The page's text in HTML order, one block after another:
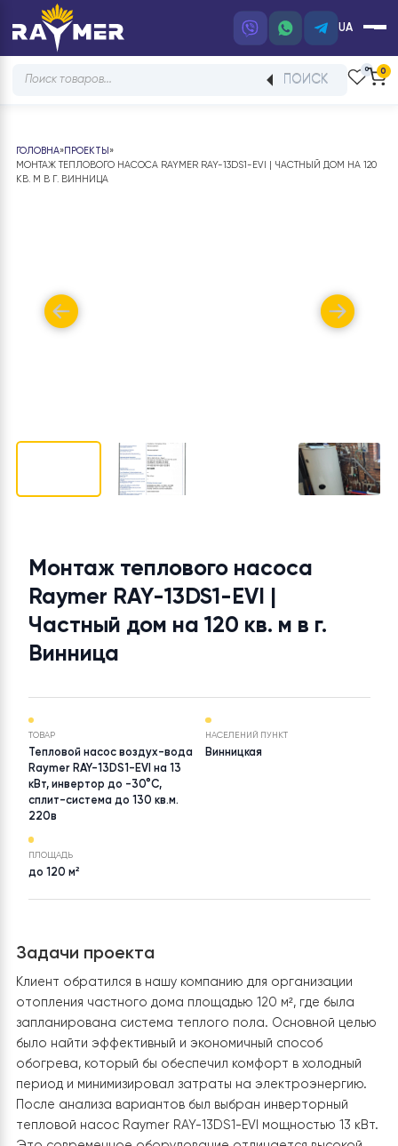
UA
Products
ПОИСК
ГОЛОВНА» ПРОЕКТЫ »
МОНТАЖ ТЕПЛОВОГО НАСОСА RAYMER RAY-13DS1-EVI | ЧАСТНЫЙ ДОМ НА
Монтаж теплового насоса
Raymer RAY-13DS1-EVI |
Частный дом на 120 кв. м в г.
Винница
ТОВАР
Тепловой насос воздух-вода
Raymer RAY-13DS1-EVI на 13
кВт, инвертор до -30°C,
ПЛОЩАДЬ
Задачи проекта
Клиент обратился в нашу компанию для организации
отопления частного дома площадью 120 м², где была
запланирована система теплого пола. Основной